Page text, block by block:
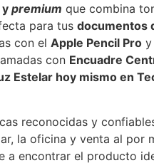
premium que combina
para tus documentos
con el Apple Pencil Pro y
con Encuadre
Estelar hoy mismo en
reconocidas y
la oficina y venta al por
a encontrar el producto